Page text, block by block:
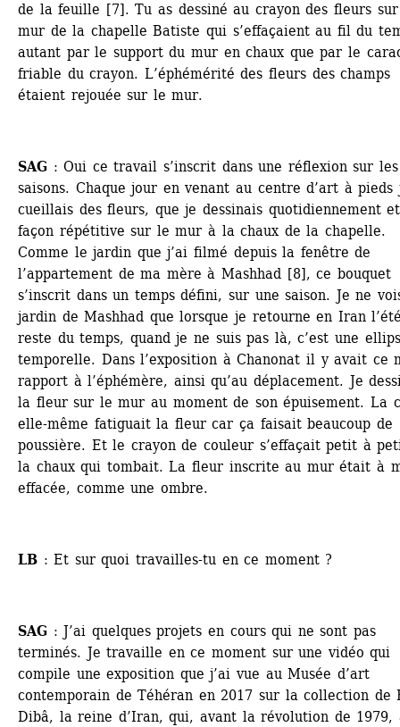
de la feuille [7]. Tu as dessiné au crayon des fleurs
mur de la chapelle Batiste qui s’effaçaient au fil du
autant par le support du mur en chaux que par le
friable du crayon. L’éphémérité des fleurs des champs
étaient rejouée sur le mur.
SAG : Oui ce travail s’inscrit dans une réflexion sur les
saisons. Chaque jour en venant au centre d’art à pieds
cueillais des fleurs, que je dessinais quotidiennement
façon répétitive sur le mur à la chaux de la chapelle.
Comme le jardin que j’ai filmé depuis la fenêtre de
l’appartement de ma mère à Mashhad [8], ce bouquet
s’inscrit dans un temps défini, sur une saison. Je ne
jardin de Mashhad que lorsque je retourne en Iran
reste du temps, quand je ne suis pas là, c’est une
temporelle. Dans l’exposition à Chanonat il y avait ce
rapport à l’éphémère, ainsi qu’au déplacement. Je
la fleur sur le mur au moment de son épuisement. La
elle-même fatiguait la fleur car ça faisait beaucoup de
poussière. Et le crayon de couleur s’effaçait petit à
la chaux qui tombait. La fleur inscrite au mur était à
effacée, comme une ombre.
LB : Et sur quoi travailles-tu en ce moment ?
SAG : J’ai quelques projets en cours qui ne sont pas
terminés. Je travaille en ce moment sur une vidéo qui
compile une exposition que j’ai vue au Musée d’art
contemporain de Téhéran en 2017 sur la collection de
Dibâ, la reine d’Iran, qui, avant la révolution de 1979,